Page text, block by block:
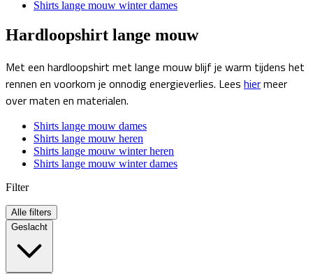
Shirts lange mouw winter dames
Hardloopshirt lange mouw
Met een hardloopshirt met lange mouw blijf je warm tijdens het
rennen en voorkom je onnodig energieverlies. Lees hiermeer
over maten en materialen.
Shirts lange mouw dames
Shirts lange mouw heren
Shirts lange mouw winter heren
Shirts lange mouw winter dames
Filter
Alle filters
Geslacht